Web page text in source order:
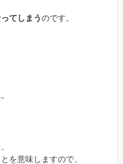
てしまうのです。
とを意味しますので、